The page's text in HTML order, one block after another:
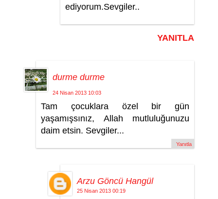
ediyorum.Sevgiler..
YANITLA
durme durme
24 Nisan 2013 10:03
Tam çocuklara özel bir gün
yaşamışsınız, Allah mutluluğunuzu
daim etsin. Sevgiler...
Yanıtla
Arzu Göncü Hangül
25 Nisan 2013 00:19